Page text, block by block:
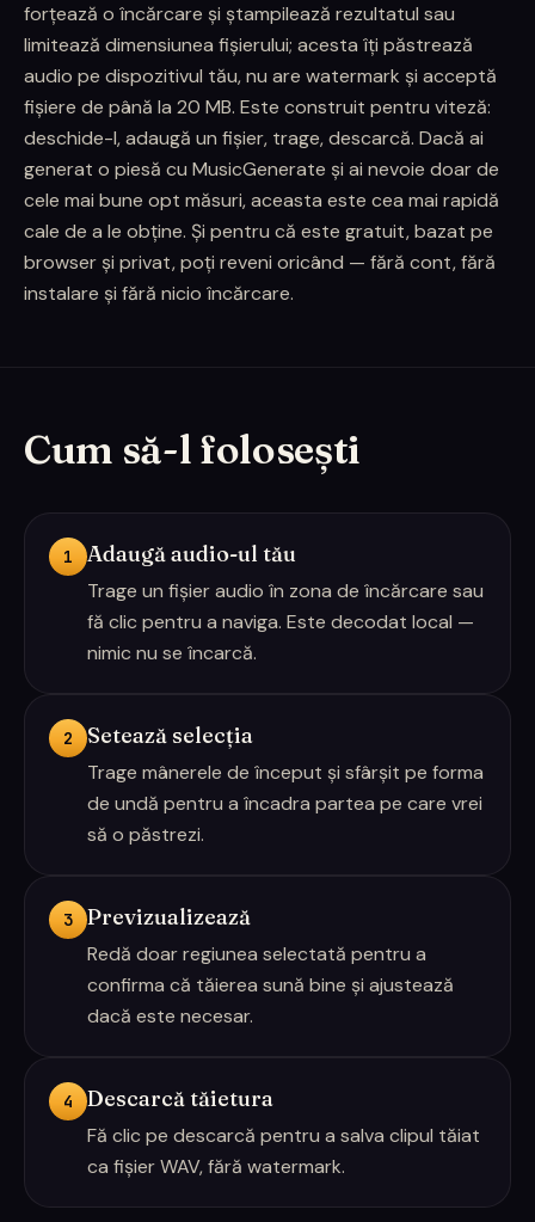
forțează o încărcare și ștampilează rezultatul sau
limitează dimensiunea fișierului; acesta îți păstrează
audio pe dispozitivul tău, nu are watermark și acceptă
fișiere de până la 20 MB. Este construit pentru viteză:
deschide-l, adaugă un fișier, trage, descarcă. Dacă ai
generat o piesă cu MusicGenerate și ai nevoie doar de
cele mai bune opt măsuri, aceasta este cea mai rapidă
cale de a le obține. Și pentru că este gratuit, bazat pe
browser și privat, poți reveni oricând — fără cont, fără
instalare și fără nicio încărcare.
Cum să-l folosești
1 Adaugă audio-ul tău
Trage un fișier audio în zona de încărcare sau
fă clic pentru a naviga. Este decodat local —
nimic nu se încarcă.
2 Setează selecția
Trage mânerele de început și sfârșit pe forma
de undă pentru a încadra partea pe care vrei
să o păstrezi.
3 Previzualizează
Redă doar regiunea selectată pentru a
confirma că tăierea sună bine și ajustează
dacă este necesar.
4 Descarcă tăietura
Fă clic pe descarcă pentru a salva clipul tăiat
ca fișier WAV, fără watermark.